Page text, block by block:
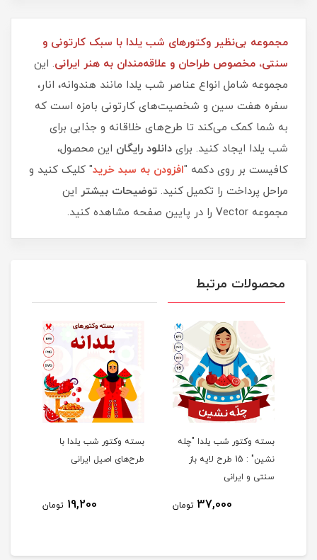
مجموعه بی‌نظیر وکتورهای شب یلدا با سبک کارتونی و
سنتی، مخصوص طراحان و علاقه‌مندان به هنر ایرانی. این
مجموعه شامل انواع عناصر شب یلدا مانند هندوانه، انار،
سفره هفت سین و شخصیت‌های کارتونی بامزه است که
به شما کمک می‌کند تا طرح‌های خلاقانه و جذابی برای
شب یلدا ایجاد کنید. برای دانلود رایگان این محصول،
کافیست بر روی دکمه "افزودن به سبد خرید" کلیک کنید و
مراحل پرداخت را تکمیل کنید. توضیحات بیشتر این
مجموعه Vector را در پایین صفحه مشاهده کنید.
محصولات مرتبط
بسته وکتور شب یلدا "چله
نشین" : 15 طرح لایه باز
سنتی و ایرانی
37,000 تومان
بسته وکتور شب یلدا با
طرح‌های اصیل ایرانی
19,200 تومان